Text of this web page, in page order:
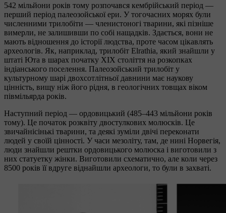
542 мільйони років тому розпочався кембрійський період —
перший період палеозойської ери. У тогочасних морях були
численними трилобіти — членистоногі тварини, які пізніше
вимерли, не залишивши по собі нащадків. Здається, вони не
мають відношення до історії людства, проте часом цікавлять
археологів. Як, наприклад, трилобіт Elrathia, який знайшли у
штаті Юта в шарах початку ХІХ століття на розкопках
індіанського поселення. Палеозойський трилобіт у
культурному шарі двохсотлітньої давнини має наукову
цінність, вищу ніж його рідня, в геологічних товщах віком
півмільярда років.
Наступний період — ордовицький (485–443 мільйони років
тому). Це початок розквіту двостулкових молюсків. Це
звичайнісінькі тварини, та деякі зуміли двічі переконати
людей у своїй цінності. У часи мезоліту, там, де нині Норвегія,
люди знайшли рештки ордовицького молюска і виготовили з
них статуетку жінки. Виготовили схематично, але коли через
8500 років її вдруге віднайшли археологи, то були в захваті.